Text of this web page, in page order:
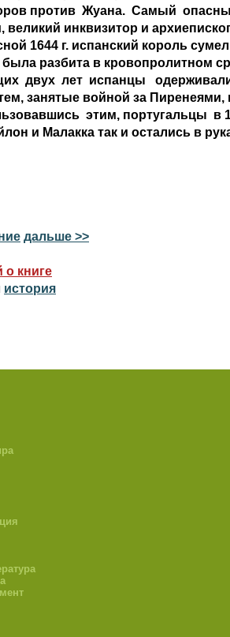
против  Жуана.  Самый
великий инквизитор и
1644 г. испанский король
разбита в кровопролитном
двух  лет  испанцы
занятые войной за
этим, португальцы  в
и Малакка так и остались в
дальше >>
о книге
история